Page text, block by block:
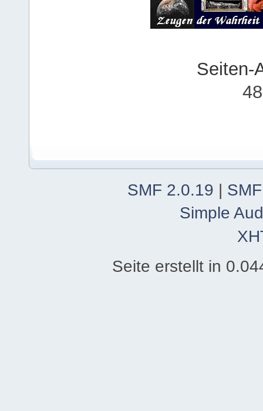
Seiten-
SMF 2.0.19 |
Simple
Seite erstellt in